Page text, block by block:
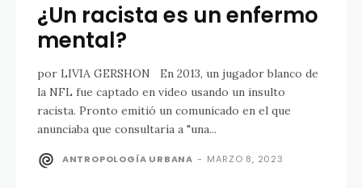
¿Un racista es un enfermo
mental?
por LIVIA GERSHON En 2013, un jugador blanco de
la NFL fue captado en video usando un insulto
racista. Pronto emitió un comunicado en el que
anunciaba que consultaría a "una...
ANTROPOLOGÍA URBANA - MARZO 8, 2023